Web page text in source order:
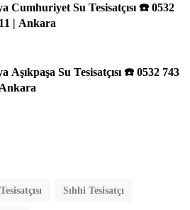
Cumhuriyet Su Tesisatçısı ☎️ 0532
| Ankara
Aşıkpaşa Su Tesisatçısı ☎️ 0532 743
Sıhhi Tesisatçı